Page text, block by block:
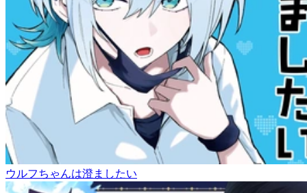
ウルフちゃんは澄ましたい